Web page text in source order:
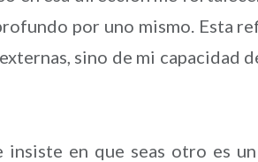
por uno mismo. Esta
sino de mi capacidad
en que seas otro es